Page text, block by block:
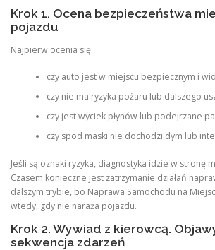
Krok 1. Ocena bezpieczeństwa
pojazdu
Najpierw ocenia się:
czy auto jest w miejscu bezpiecznym i
czy nie ma ryzyka pożaru lub dalszego
czy jest wyciek płynów lub podejrzane
czy spod maski nie dochodzi dym lub
Jeśli są oznaki ryzyka, diagnostyka idzie w stronę
Czasem konieczne jest zatrzymanie działań
dalszym trybie, bo Naprawa Samochodu na
wtedy, gdy nie naraża pojazdu.
Krok 2. Wywiad z kierowcą.
sekwencja zdarzeń